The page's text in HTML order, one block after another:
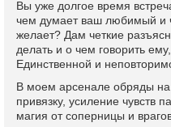
Вы уже долгое время
чем думает ваш любимый и
желает? Дам четкие
делать и о чем говорить
Единственной и
В моем арсенале обряды
привязку, усиление чувств
магия от соперницы и